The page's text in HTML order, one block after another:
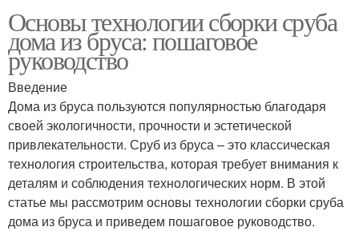
Стен из бруса
строительства
Дом из сруба Фундаменты под сруб
Основы технологии сборки сруба
дома из бруса: пошаговое
руководство
Введение
Дома из бруса пользуются популярностью благодаря
своей экологичности, прочности и эстетической
привлекательности. Сруб из бруса – это классическая
технология строительства, которая требует внимания к
деталям и соблюдения технологических норм. В этой
статье мы рассмотрим основы технологии сборки сруба
дома из бруса и приведем пошаговое руководство.